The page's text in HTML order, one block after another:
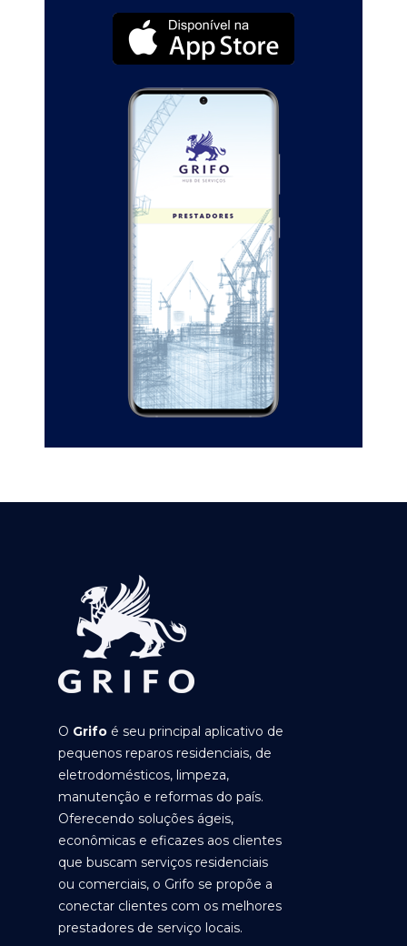
O Grifo é seu principal aplicativo de
pequenos reparos residenciais, de
eletrodomésticos, limpeza,
manutenção e reformas do país.
Oferecendo soluções ágeis,
econômicas e eficazes aos clientes
que buscam serviços residenciais
ou comerciais, o Grifo se propõe a
conectar clientes com os melhores
prestadores de serviço locais.